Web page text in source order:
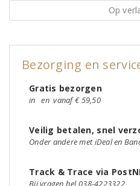
Op
Bezorging en
Gratis bezorgen
in en vanaf € 59,50
Veilig betalen, snel
Onder andere met iDeal en
Track & Trace via
Bij vragen bel 038-4223322